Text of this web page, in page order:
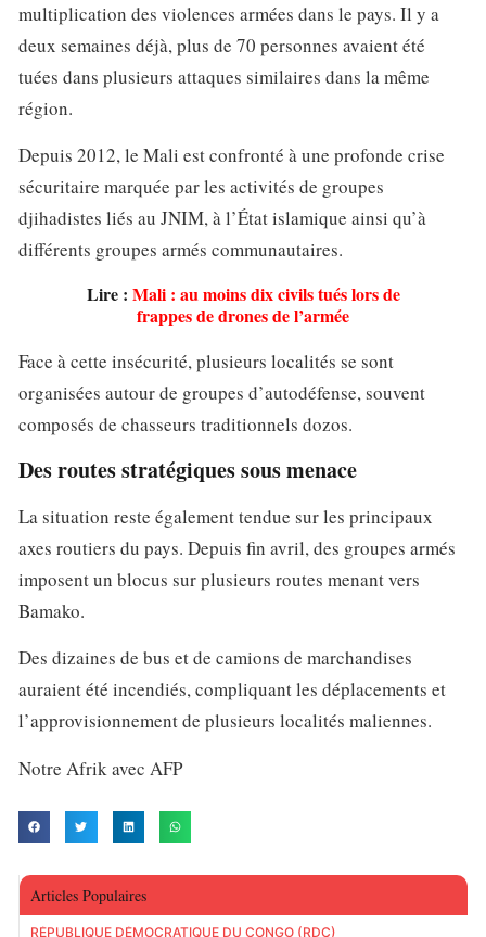
multiplication des violences armées dans le pays. Il y a
deux semaines déjà, plus de 70 personnes avaient été
tuées dans plusieurs attaques similaires dans la même
région.
Depuis 2012, le Mali est confronté à une profonde crise
sécuritaire marquée par les activités de groupes
djihadistes liés au JNIM, à l’État islamique ainsi qu’à
différents groupes armés communautaires.
Lire : Mali : au moins dix civils tués lors de
frappes de drones de l’armée
Face à cette insécurité, plusieurs localités se sont
organisées autour de groupes d’autodéfense, souvent
composés de chasseurs traditionnels dozos.
Des routes stratégiques sous menace
La situation reste également tendue sur les principaux
axes routiers du pays. Depuis fin avril, des groupes armés
imposent un blocus sur plusieurs routes menant vers
Bamako.
Des dizaines de bus et de camions de marchandises
auraient été incendiés, compliquant les déplacements et
l’approvisionnement de plusieurs localités maliennes.
Notre Afrik avec AFP
Articles Populaires
RÉPUBLIQUE DÉMOCRATIQUE DU CONGO (RDC)